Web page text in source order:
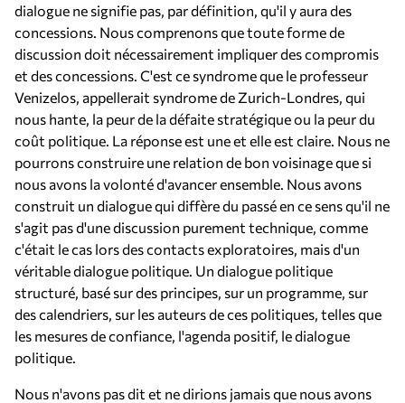
dialogue ne signifie pas, par définition, qu'il y aura des
concessions. Nous comprenons que toute forme de
discussion doit nécessairement impliquer des compromis
et des concessions. C'est ce syndrome que le professeur
Venizelos, appellerait syndrome de Zurich-Londres, qui
nous hante, la peur de la défaite stratégique ou la peur du
coût politique. La réponse est une et elle est claire. Nous ne
pourrons construire une relation de bon voisinage que si
nous avons la volonté d'avancer ensemble. Nous avons
construit un dialogue qui diffère du passé en ce sens qu'il ne
s'agit pas d'une discussion purement technique, comme
c'était le cas lors des contacts exploratoires, mais d'un
véritable dialogue politique. Un dialogue politique
structuré, basé sur des principes, sur un programme, sur
des calendriers, sur les auteurs de ces politiques, telles que
les mesures de confiance, l'agenda positif, le dialogue
politique.
Nous n'avons pas dit et ne dirions jamais que nous avons